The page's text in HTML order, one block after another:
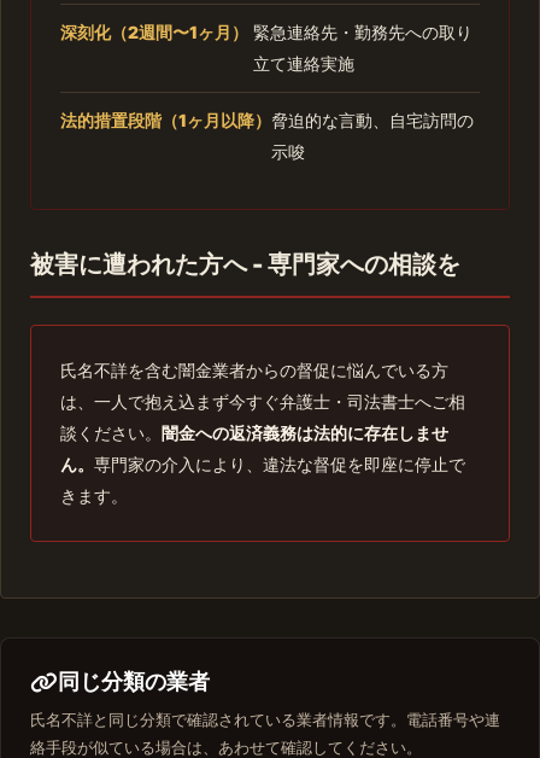
深刻化（2週間〜1ヶ月）
緊急連絡先・勤務先への取り
立て連絡実施
法的措置段階（1ヶ月以降） 脅迫的な言動、自宅訪問の
示唆
被害に遭われた方へ - 専門家への相談を
氏名不詳を含む闇金業者からの督促に悩んでいる方
は、一人で抱え込まず今すぐ弁護士・司法書士へご相
談ください。 闇金への返済義務は法的に存在しませ
ん。 専門家の介入により、違法な督促を即座に停止で
きます。
同じ分類の業者
氏名不詳と同じ分類で確認されている業者情報です。電話番号や連
絡手段が似ている場合は、あわせて確認してください。